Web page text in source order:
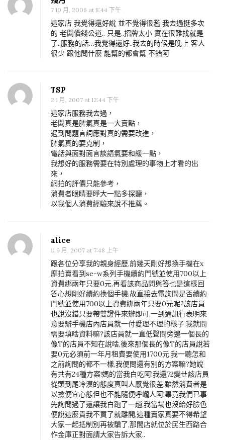
7 10 月, 2006 at 8:44 下午
這家店 我覺得還好說 並不覺得很濫 我去過挺多次
的 老闆價錢公道.. 只是..招牌太小 實在很難找就是
了..服務的話…我覺得還好..我去的時候是晚上 客人
很少 跟他問什麼 能幫的都會幫 不錯阿
TSP
2 1 月, 2007 at 12:44 下午
這家店服務我去過，
老闆真是脾氣真是一大賣點，
遇到問題言詞應對真的需要改進，
脾氣真的要克制，
電話與面對面言談語氣要和緩一點，
我想好的服務需要在特別處理的事物上才看的出
來，
網拍的評價只能參考，
消費者眼睛要睜大一點多探聽，
以我個人消費經驗來說不推薦。
alice
11 9 月, 2007 at 7:48 上午
跟各位分享我的親身經歷,前幾天剛好想換手機在x
摩拍賣看到se-w系列手機續約門號並使用700以上
資費綁兩年只要0元,再看該商品問與答也是這樣回
答心想剛好續約換個手機,故直接去電詢問是否續約
門號並使用700以上資費綁兩年只要0元呢?該店員
也說沒錯只要帶雙證件來辦即可,一到通訊行表明來
意要辦手機店內店員就一付愛理不理的樣子,我就問
需要填啥資料嘛?該店員就一直低聲問旁邊一個長的
像T的店員不知在說啥,後來那個長的像T的店員說若
要0元必須前一年月租費要使用1700元,我一聽怎和
之前詢問的都不一樣,我便問還有別的方案嘛?她說
有共有24種方案!媽的當我白吃阿!我還72變ㄝ該店員
從頭到尾冷漠的態度真叫人感覺很差,雖然消費者是
以撿便宜心態但也不能隨便呼巄人阿!畢竟我們已事
先詢問過了還讓我白跑了一趟,我當場也沒給好臉色
便說這麼貴我不買了就離開,這種賣家真要不得希望
大家一起抵制別再被騙了,那間店就位於民生西路合
作金庫正對面請大家告訴大家..